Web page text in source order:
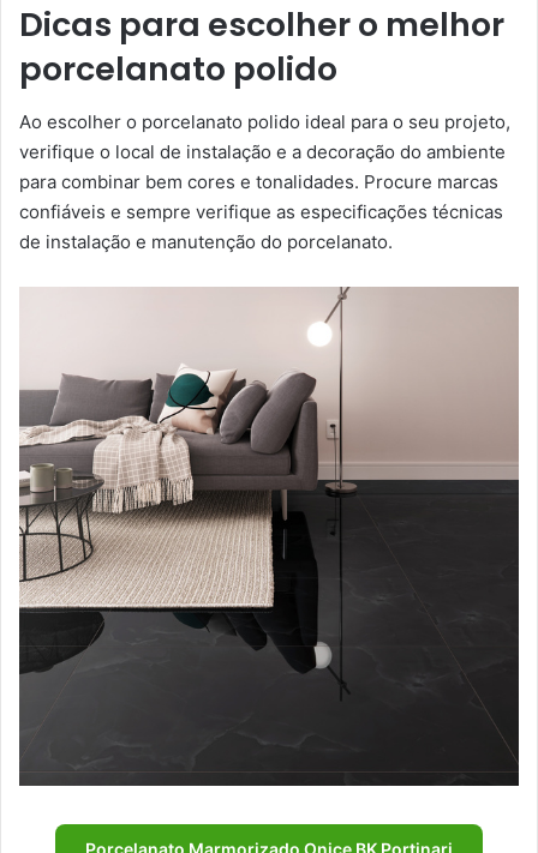
Dicas para escolher o melhor
porcelanato polido
Ao escolher o porcelanato polido ideal para o seu projeto,
verifique o local de instalação e a decoração do ambiente
para combinar bem cores e tonalidades. Procure marcas
confiáveis e sempre verifique as especificações técnicas
de instalação e manutenção do porcelanato.